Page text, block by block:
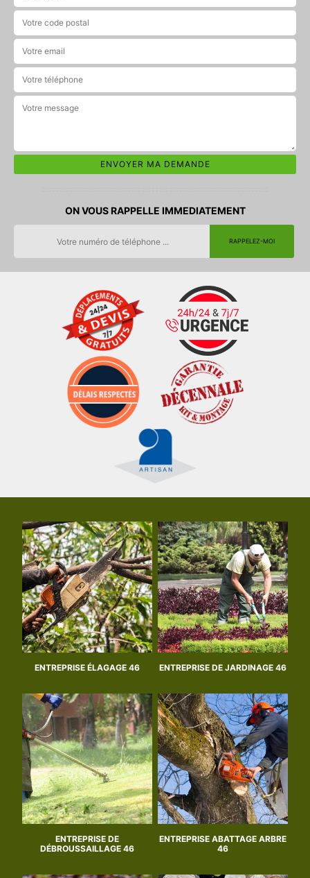
ON VOUS RAPPELLE IMMEDIATEMENT
ENTREPRISE ÉLAGAGE 46 ENTREPRISE DE JARDINAGE 46
ENTREPRISE DE
DÉBROUSSAILLAGE 46
ENTREPRISE ABATTAGE ARBRE
46